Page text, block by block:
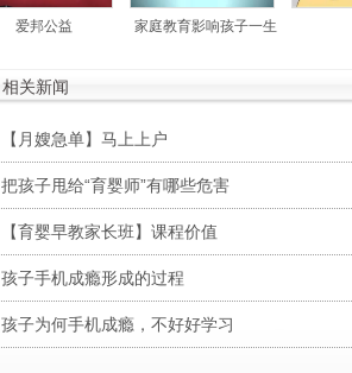
爱邦公益 家庭教育影响孩子一生
相关新闻
【月嫂急单】马上上户
把孩子甩给“育婴师”有哪些危害
【育婴早教家长班】课程价值
孩子手机成瘾形成的过程
孩子为何手机成瘾，不好好学习